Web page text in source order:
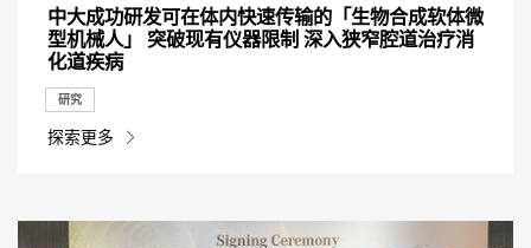
中大成功研发可在体内快速传输的「生物合成软体微
型机械人」 突破现有仪器限制 深入狭窄腔道治疗消
化道疾病
研究
探索更多